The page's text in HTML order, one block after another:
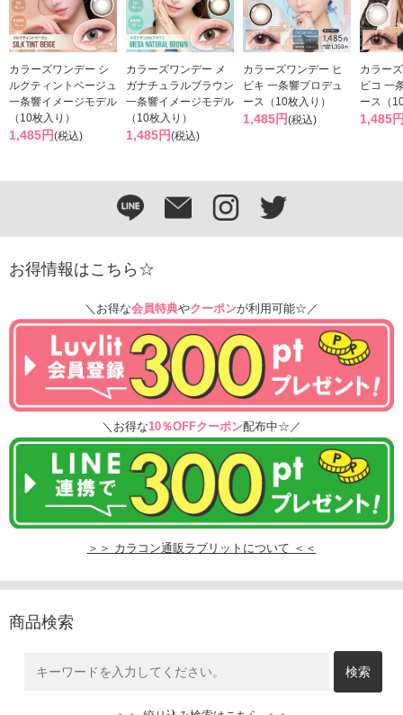
カラーズワンデー シ
ルクティントベージュ
一条響イメージモデル
（10枚入り）
1,485円(税込)
カラーズワンデー メ
ガナチュラルブラウン
一条響イメージモデル
（10枚入り）
1,485円(税込)
カラーズワンデー ヒ
ビキ 一条響プロデュ
ース（10枚入り）
1,485円(税込)
カラー
ビコ 一
ース（
1,485
お得情報はこちら☆
＼お得な会員特典やクーポンが利用可能☆／
＼お得な10％OFFクーポン配布中☆／
＞＞ カラコン通販ラブリットについて ＜＜
商品検索